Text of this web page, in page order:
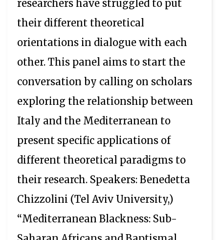
researchers have struggled to put
their different theoretical
orientations in dialogue with each
other. This panel aims to start the
conversation by calling on scholars
exploring the relationship between
Italy and the Mediterranean to
present specific applications of
different theoretical paradigms to
their research. Speakers: Benedetta
Chizzolini (Tel Aviv University,)
“Mediterranean Blackness: Sub-